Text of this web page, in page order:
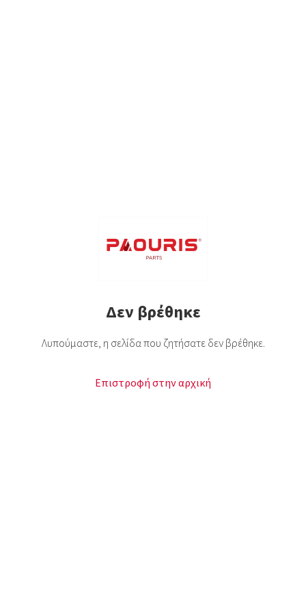
Δεν βρέθηκε
Λυπούμαστε, η σελίδα που ζητήσατε δεν βρέθηκε.
Επιστροφή στην αρχική